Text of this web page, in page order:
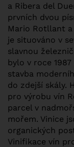
a Ribera del
prvních dvou
Mario Rotllant
je situováno v
slavnou
bylo v roce
stavba
do zdejší skály.
pro výrobu vín
parcel v
mořem. Vinice
organických
Vinifikace vín